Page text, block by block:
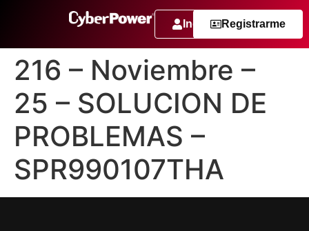
IngresarRegistrarme
216 – Noviembre –
25 – SOLUCION DE
PROBLEMAS –
SPR990107THA